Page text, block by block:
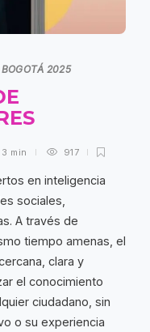
2025
3 min 917
en inteligencia
sociales,
A través de
tiempo amenas, el
clara y
el conocimiento
ciudadano, sin
o su experiencia